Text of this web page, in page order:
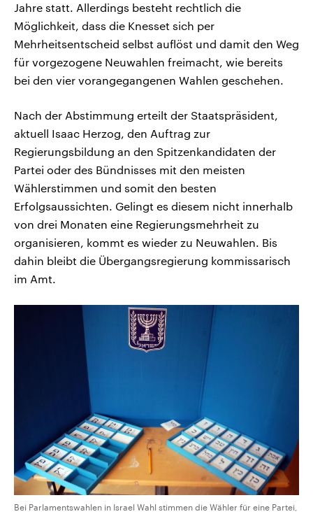
Jahre statt. Allerdings besteht rechtlich die
Möglichkeit, dass die Knesset sich per
Mehrheitsentscheid selbst auflöst und damit den Weg
für vorgezogene Neuwahlen freimacht, wie bereits
bei den vier vorangegangenen Wahlen geschehen.
Nach der Abstimmung erteilt der Staatspräsident,
aktuell Isaac Herzog, den Auftrag zur
Regierungsbildung an den Spitzenkandidaten der
Partei oder des Bündnisses mit den meisten
Wählerstimmen und somit den besten
Erfolgsaussichten. Gelingt es diesem nicht innerhalb
von drei Monaten eine Regierungsmehrheit zu
organisieren, kommt es wieder zu Neuwahlen. Bis
dahin bleibt die Übergangsregierung kommissarisch
im Amt.
Bei Parlamentswahlen in Israel Wahl stimmen die Wähler für eine Partei,